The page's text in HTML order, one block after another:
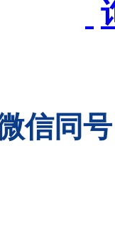
信同